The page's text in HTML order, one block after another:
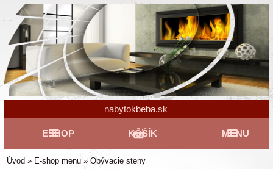
nabytokbeba.sk
ESHOP KOŠÍK MENU
Úvod » E-shop menu » Obývacie steny